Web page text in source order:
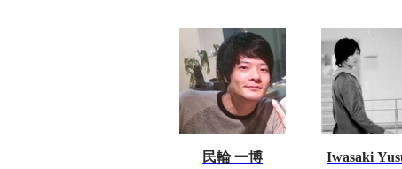
民輪 一博 Iwasaki